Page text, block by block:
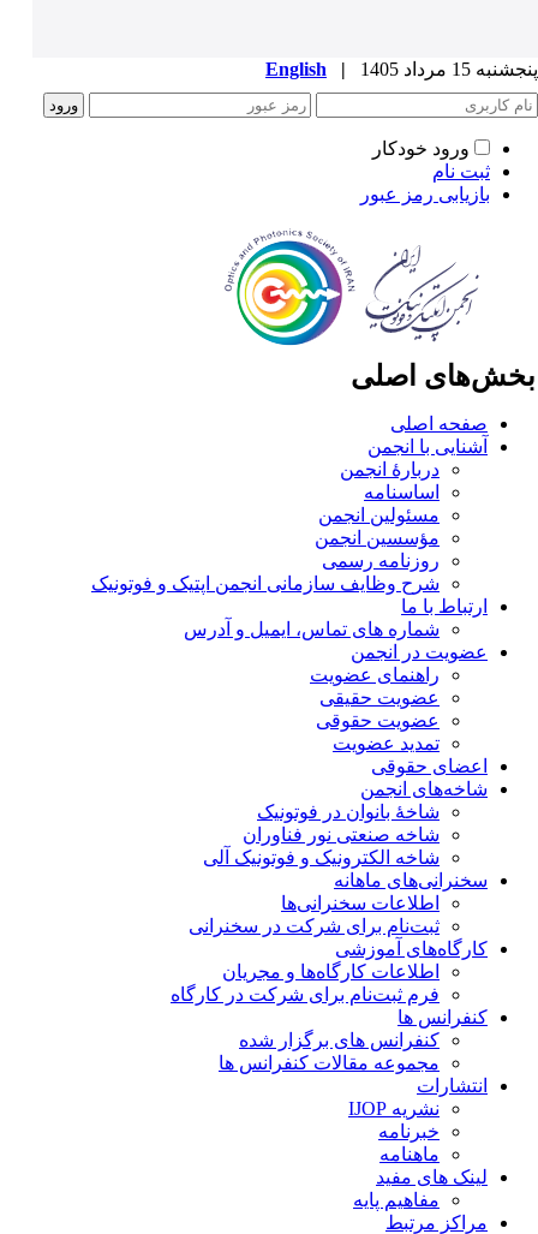
15 مرداد 1405 |
English
ورود خودکار
ثبت نام
بازیابی رمز عبور
اصلی
صفحه اصلی
آشنایی با انجمن
دربارۀ انجمن
اساسنامه
مسئولین انجمن
مؤسسین انجمن
روزنامه رسمی
شرح وظایف سازمانی انجمن اپتیک و فوتونیک
ارتباط با ما
شماره های تماس، ایمیل و آدرس
عضویت در انجمن
راهنمای عضویت
عضویت حقیقی
عضویت حقوقی
تمدید عضویت
اعضای حقوقی
شاخه‌های انجمن
شاخۀ بانوان در فوتونیک
شاخه صنعتی نور فناوران
شاخه‌ الکترونیک و فوتونیک آلی
سخنرانی‌های ماهانه
اطلاعات سخنرانی‌‌ها
ثبت‌نام برای شرکت در سخنرانی
کارگاه‌های آموزشی
اطلاعات کارگاه‌ها و مجریان
فرم ثبت‌نام برای شرکت در کارگاه
کنفرانس ها
کنفرانس های برگزار شده
مجموعه مقالات کنفرانس ها
انتشارات
نشریه IJOP
خبرنامه
ماهنامه
لینک های مفید
مفاهیم پایه
مراکز مرتبط